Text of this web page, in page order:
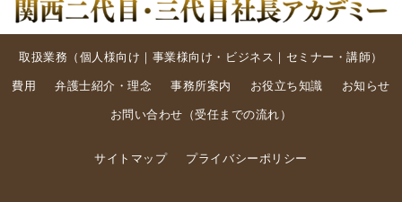
取扱業務（ 個人様向け ｜ 事業様向け・ビジネス ｜ セミナー・講師）
費用 弁護士紹介・理念 事務所案内 お役立ち知識 お知らせ
お問い合わせ （受任までの流れ ）
サイトマップ プライバシーポリシー